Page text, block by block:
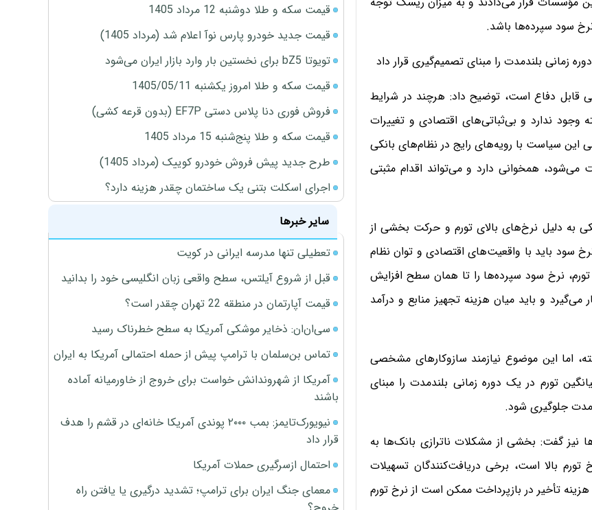
سود سپرده‌ها باشد.
زمانی بلندمدت را مبنای تصمیم‌گیری قرار داد
قابل دفاع است، توضیح داد: هرچند در شرایط
وجود ندارد و بی‌ثباتی‌های اقتصادی و تغییرات
این سیاست با رویه‌های رایج در نظام‌های بانکی
همخوانی دارد و می‌تواند اقدام مثبتی
به دلیل نرخ‌های بالای تورم و حرکت بخشی از
سود باید با واقعیت‌های اقتصادی و توان نظام
تورم، نرخ سود سپرده‌ها را تا همان سطح افزایش
می‌گیرد و باید میان هزینه تجهیز منابع و درآمد
اما این موضوع نیازمند سازوکارهای مشخصی
تورم در یک دوره زمانی بلندمدت را مبنای
جلوگیری شود.
نیز گفت: بخشی از مشکلات ناترازی بانک‌ها به
بالا است، برخی دریافت‌کنندگان تسهیلات
تأخیر در بازپرداخت ممکن است از نرخ تورم
قیمت سکه و طلا دوشنبه 12 مرداد 1405
قیمت جدید خودرو پارس نوآ اعلام شد (مرداد 1405)
تویوتا bZ5 برای نخستین بار وارد بازار ایران می‌شود
قیمت سکه و طلا امروز یکشنبه 1405/05/11
فروش فوری دنا پلاس دستی EF7P (بدون قرعه کشی)
قیمت سکه و طلا پنج‌شنبه 15 مرداد 1405
طرح جدید پیش فروش خودرو کوییک (مرداد 1405)
اجرای اسکلت بتنی یک ساختمان چقدر هزینه دارد؟
سایر خبرها
تعطیلی تنها مدرسه ایرانی در کویت
قبل از شروع آیلتس، سطح واقعی زبان انگلیسی خود را بدانید
قیمت آپارتمان در منطقه 22 تهران چقدر است؟
سی‌ان‌ان: ذخایر موشکی آمریکا به سطح خطرناک رسید
تماس بن‌سلمان با ترامپ پیش از حمله احتمالی آمریکا به ایران
آمریکا از شهروندانش خواست برای خروج از خاورمیانه آماده
باشند
نیویورک‌تایمز: بمب ۲۰۰۰ پوندی آمریکا خانه‌ای در قشم را هدف
قرار داد
احتمال ازسرگیری حملات آمریکا
معمای جنگ ایران برای ترامپ؛ تشدید درگیری یا یافتن راه